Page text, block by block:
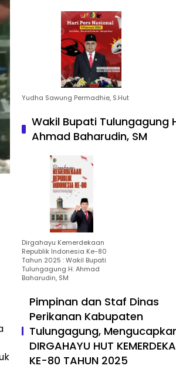
Yudha Sawung Permadhie, S.Hut
Wakil Bupati Tulungagung
Ahmad Baharudin, SM
Dirgahayu Kemerdekaan
Republik Indonesia Ke-80
Tahun 2025 : Wakil Bupati
Tulungagung H. Ahmad
Baharudin, SM
Pimpinan dan Staf Dinas
Perikanan Kabupaten
Tulungagung,
DIRGAHAYU HUT
KE-80 TAHUN 2025